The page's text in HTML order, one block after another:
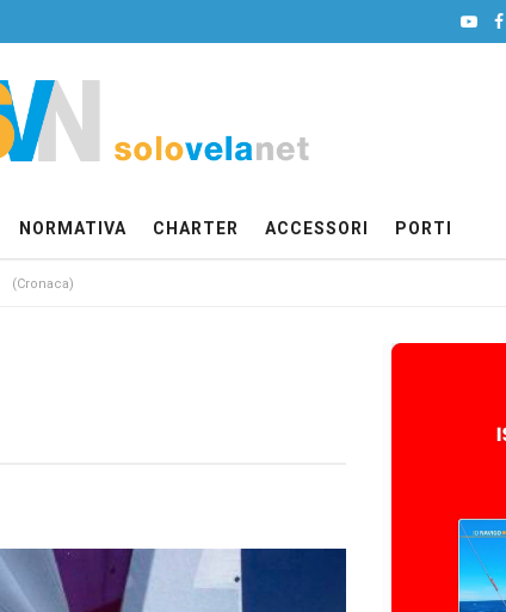
NORMATIVA CHARTER ACCESSORI PORTI
(Cronaca)